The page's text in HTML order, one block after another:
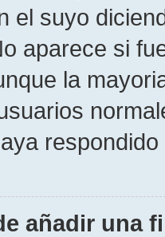
el suyo
aparece si
la
añadir una